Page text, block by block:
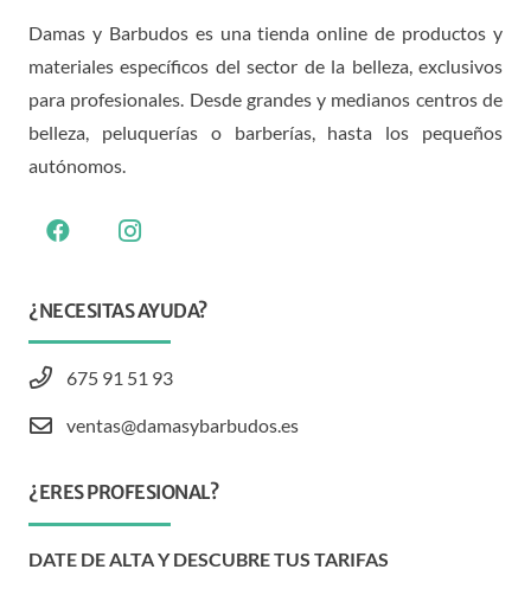
Damas y Barbudos es una tienda online de productos y
materiales específicos del sector de la belleza, exclusivos
para profesionales. Desde grandes y medianos centros de
belleza, peluquerías o barberías, hasta los pequeños
autónomos.
¿NECESITAS AYUDA?
675 91 51 93
ventas@damasybarbudos.es
¿ERES PROFESIONAL?
DATE DE ALTA Y DESCUBRE TUS TARIFAS